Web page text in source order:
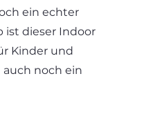
ein echter
ist dieser Indoor
Kinder und
noch ein